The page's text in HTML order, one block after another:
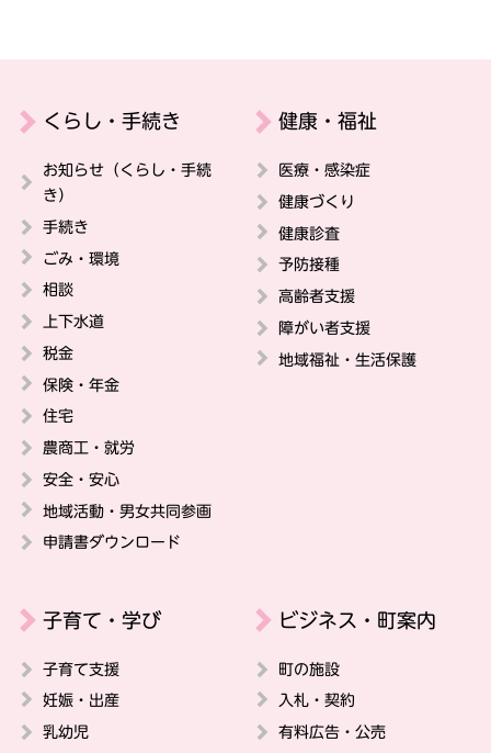
くらし・手続き
お知らせ（くらし・手続
き）
手続き
ごみ・環境
相談
上下水道
税金
保険・年金
住宅
農商工・就労
安全・安心
地域活動・男女共同参画
申請書ダウンロード
健康・福祉
医療・感染症
健康づくり
健康診査
予防接種
高齢者支援
障がい者支援
地域福祉・生活保護
子育て・学び
子育て支援
妊娠・出産
乳幼児
ビジネス・町案内
町の施設
入札・契約
有料広告・公売